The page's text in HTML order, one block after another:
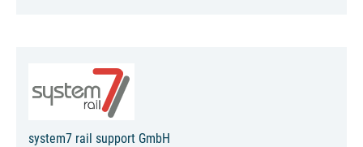
system7 rail support GmbH